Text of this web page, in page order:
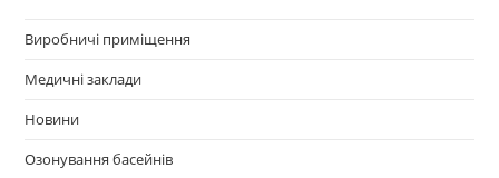
Виробничі приміщення
Медичні заклади
Новини
Озонування басейнів